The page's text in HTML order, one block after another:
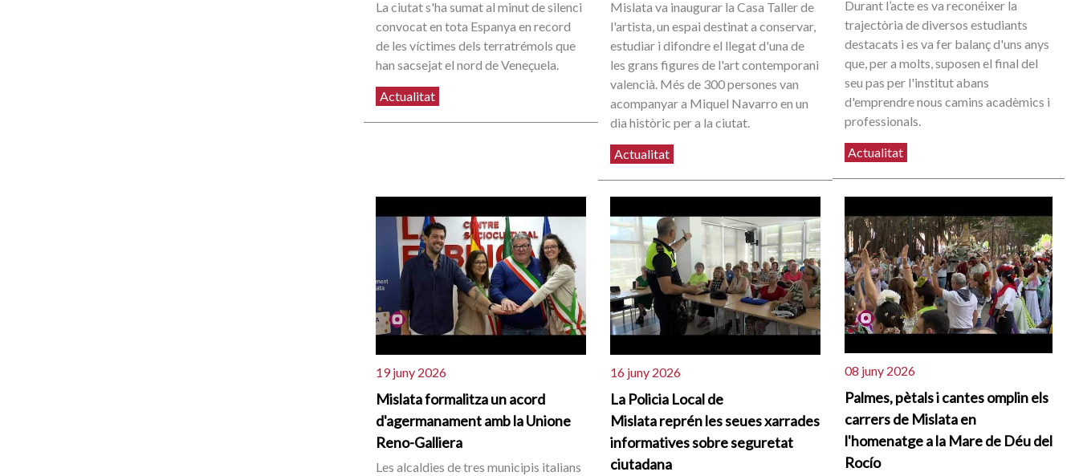
La ciutat s'ha sumat al minut de silenci
convocat en tota Espanya en record
de les víctimes dels terratrémols que
han sacsejat el nord de Veneçuela.
Actualitat
Mislata va inaugurar la Casa Taller de
l'artista, un espai destinat a conservar,
estudiar i difondre el llegat d'una de
les grans figures de l'art contemporani
valencià. Més de 300 persones van
acompanyar a Miquel Navarro en un
dia històric per a la ciutat.
Actualitat
Durant l’acte es va reconéixer la
trajectòria de diversos estudiants
destacats i es va fer balanç d'uns anys
que, per a molts, suposen el final del
seu pas per l'institut abans
d'emprendre nous camins acadèmics i
professionals.
Actualitat
19 juny 2026
Mislata formalitza un acord
d'agermanament amb la Unione
Reno-Galliera
Les alcaldies de tres municipis italians
16 juny 2026
La Policia Local de
Mislata reprén les seues xarrades
informatives sobre seguretat
ciutadana
08 juny 2026
Palmes, pètals i cantes omplin els
carrers de Mislata en
l'homenatge a la Mare de Déu del
Rocío